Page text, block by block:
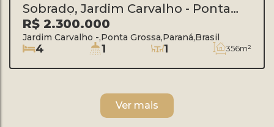
Sobrado, Jardim Carvalho - Ponta
Grossa/PR
R$2.300.000
Jardim Carvalho ,Ponta Grossa,Paraná,Brasil
4 1 1 356m²